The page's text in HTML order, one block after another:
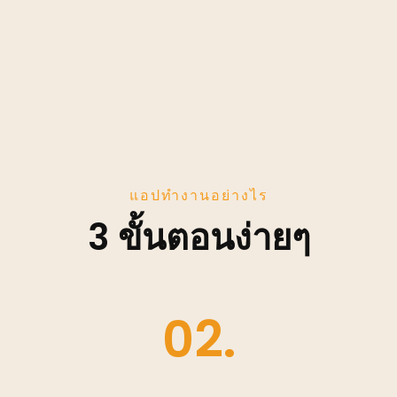
แอปทำงานอย่างไร
3 ขั้นตอนง่ายๆ
02.